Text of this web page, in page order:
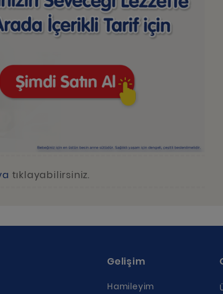
tıklayabilirsiniz.
Gelişim
Hamileyim